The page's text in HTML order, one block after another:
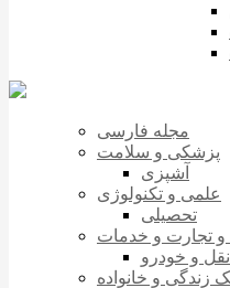
مجله فارسی
پزشکی و سلامت
آشپزی
علمی و تکنولوژی
تحصیلی
تجارت و خدمات
و خودرو
زندگی و خانواده